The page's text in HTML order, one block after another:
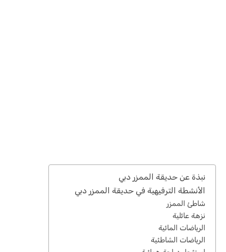
نبذة عن حديقة الممزر دبي
الأنشطة الترفيهية في حديقة الممزر دبي
شاطئ الممزر
نزهة عائلية
الرياضات المائية
الرياضات الشاطئية